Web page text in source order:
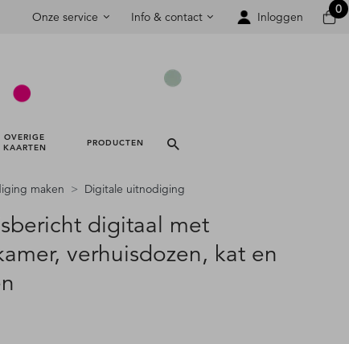
Onze service Info & contact Inloggen
0
OVERIGE
KAARTEN
PRODUCTEN
maken Digitale uitnodiging
digitaal met
verhuisdozen, kat en